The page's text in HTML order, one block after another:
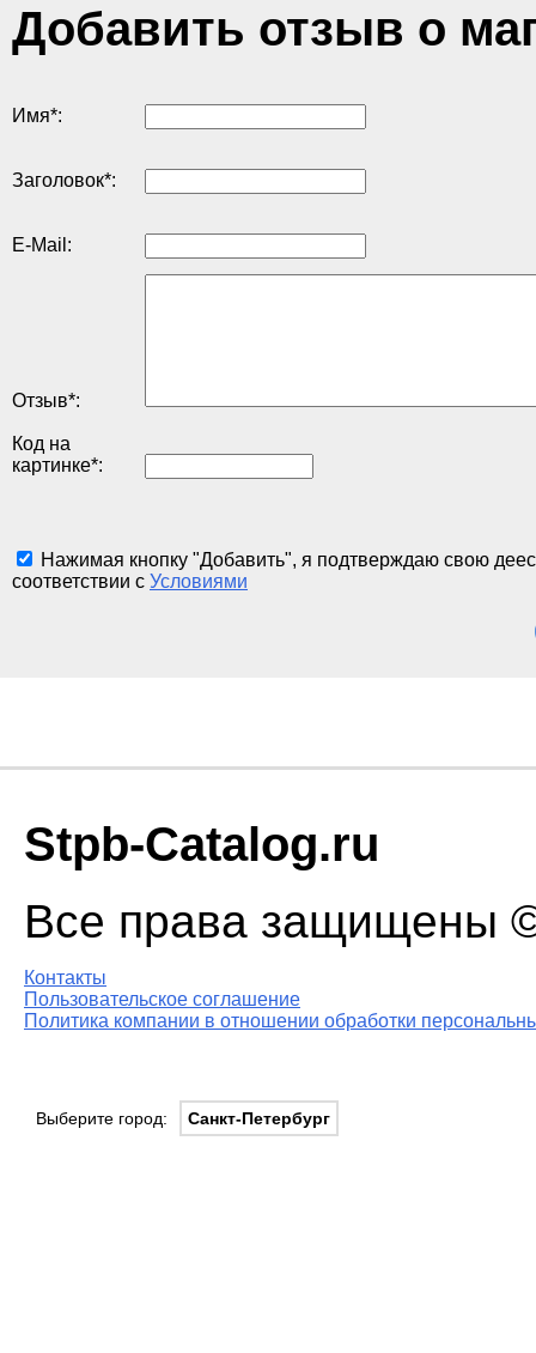
Добавить отзыв о
Имя*:
Заголовок*:
E-Mail:
Отзыв*:
Код на
картинке*:
Нажимая кнопку "Добавить", я подтверждаю свою
соответствии с Условиями
Stpb-Catalog.ru
Все права защищены
Контакты
Пользовательское соглашение
Политика компании в отношении обработки
Выберите город: Санкт-Петербург